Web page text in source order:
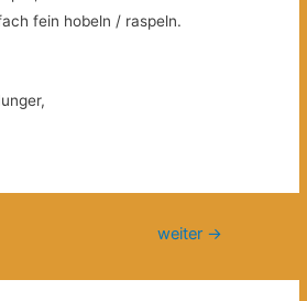
fein hobeln / raspeln.
weiter →